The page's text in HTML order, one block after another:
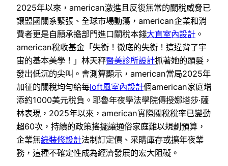
2025年以來，american激進且反復無常的關稅威脅已
讓盟國關系緊張、全球市場動蕩，american企業和消
費者更是自願承擔部門進口關稅本錢大直室內設計 。
american稅收基金「失衡！徹底的失衡！這違背了宇
宙的基本美學！」林天秤醫美診所設計抓著她的頭髮，
發出低沉的尖叫。會測算顯示，american當局2025年
加征的關稅均勻給每loft風室內設計個american家庭增
添約1000美元稅負。耶魯年夜學法學院傳授娜塔莎·薩
林表現，2025年以來，american實際關稅稅率已變動
超60次，持續的政策搖擺讓通俗家庭難以規劃預算，
企業無綠裝修設計法制訂定價、采購庫存或擴年夜業
務，這種不確定性成為經濟發展的宏大阻礙。